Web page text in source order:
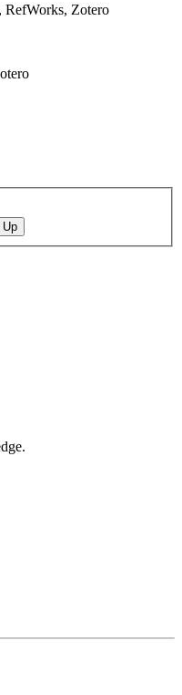
RefWorks, Zotero